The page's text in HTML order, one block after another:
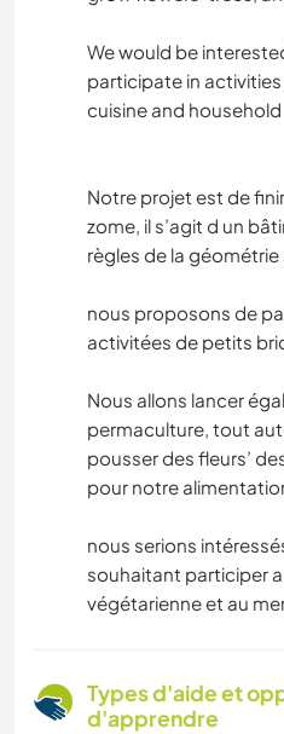
We would be
participate in
cuisine and household
Notre projet est de
zome, il s’agit d un
règles de la géométrie
nous proposons de
activitées de petits
Nous allons lancer
permaculture, tout
pousser des fleurs’
pour notre
nous serions
souhaitant participer
végétarienne et au
Types d'aide et
d'apprendre